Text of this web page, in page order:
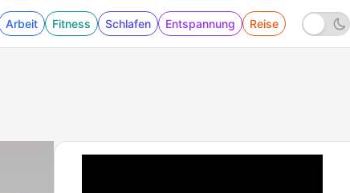
Arbeit Fitness Schlafen Entspannung Reise